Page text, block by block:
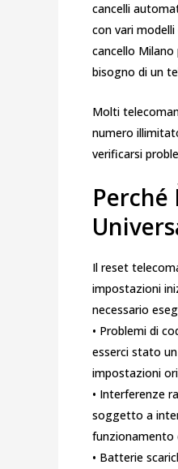
cancelli
con vari
cancello
bisogno di un
Molti
numero
verificarsi
Perché
Il reset
impostazioni
necessario
• Problemi di
esserci stato
impostazioni
• Interferenze
soggetto a
funzionamento
• Batterie